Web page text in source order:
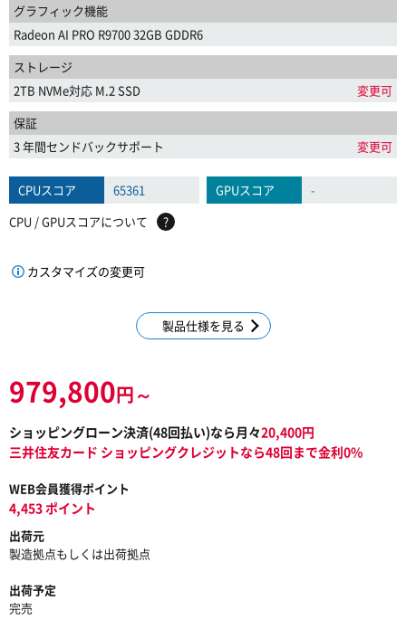
グラフィック機能
Radeon AI PRO R9700 32GB GDDR6
ストレージ
2TB NVMe対応 M.2 SSD
変更可
保証
3 年間センドバックサポート
変更可
CPUスコア 65361 GPUスコア
-
CPU / GPUスコアについて
?
カスタマイズの変更可
製品仕様を見る
979,800円～
ショッピングローン決済(48回払い)なら月々20,400円
三井住友カード ショッピングクレジットなら48回まで金利0%
WEB会員獲得ポイント
4,453 ポイント
出荷元
製造拠点もしくは出荷拠点
出荷予定
完売